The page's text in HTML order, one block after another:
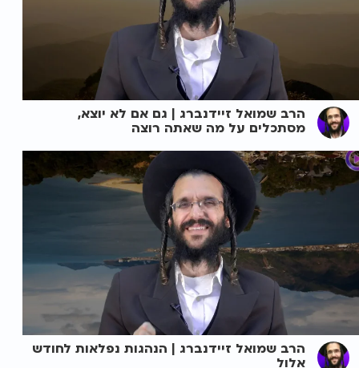
הרב שמואל זיידנברג | גם אם לא יוצא,
מסתכלים על מה שאתה רוצה
הרב שמואל זיידנברג | הנהגות נפלאות לחודש
אלול